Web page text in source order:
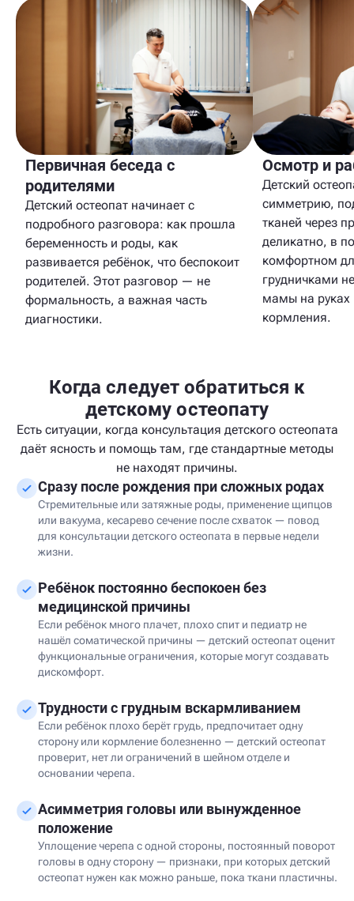
Первичная беседа с
родителями
Детский остеопат начинает с
подробного разговора: как прошла
беременность и роды, как
развивается ребёнок, что беспокоит
родителей. Этот разговор — не
формальность, а важная часть
диагностики.
Осмотр и
Детский
симметрию,
тканей через
деликатно, в
комфортном
грудничками
мамы на руках
кормления.
Когда следует обратиться к
детскому остеопату
Есть ситуации, когда консультация детского остеопата
даёт ясность и помощь там, где стандартные методы
не находят причины.
Сразу после рождения при сложных родах
Стремительные или затяжные роды, применение щипцов
или вакуума, кесарево сечение после схваток — повод
для консультации детского остеопата в первые недели
жизни.
Ребёнок постоянно беспокоен без
медицинской причины
Если ребёнок много плачет, плохо спит и педиатр не
нашёл соматической причины — детский остеопат оценит
функциональные ограничения, которые могут создавать
дискомфорт.
Трудности с грудным вскармливанием
Если ребёнок плохо берёт грудь, предпочитает одну
сторону или кормление болезненно — детский остеопат
проверит, нет ли ограничений в шейном отделе и
основании черепа.
Асимметрия головы или вынужденное
положение
Уплощение черепа с одной стороны, постоянный поворот
головы в одну сторону — признаки, при которых детский
остеопат нужен как можно раньше, пока ткани пластичны.